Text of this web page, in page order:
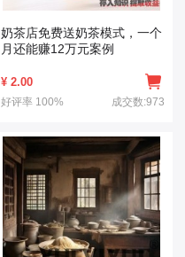
奶茶店免费送奶茶模式，一个
月还能赚12万元案例
¥ 2.00
好评率 100% 成交数:973